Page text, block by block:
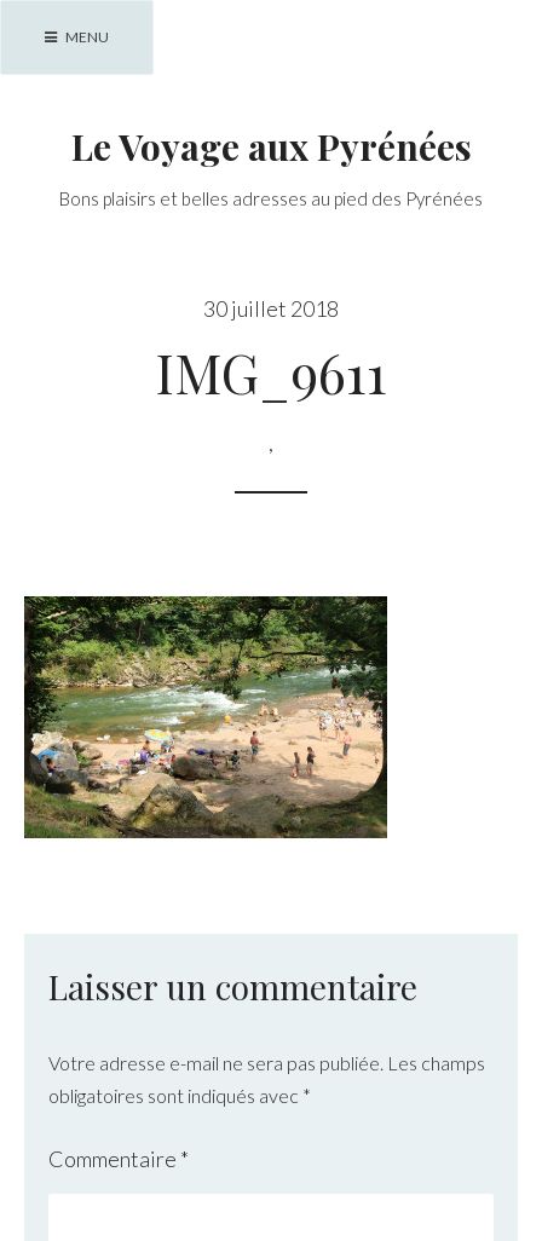
MENU
Le Voyage aux Pyrénées
Bons plaisirs et belles adresses au pied des Pyrénées
30 juillet 2018
IMG_9611
,
Laisser un commentaire
Votre adresse e-mail ne sera pas publiée. Les champs
obligatoires sont indiqués avec *
Commentaire *